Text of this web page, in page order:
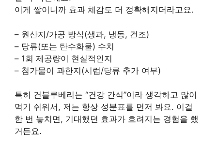
이게 쌓이니까 효과 체감도 더 정확해지더라고요.
– 원산지/가공 방식(생과, 냉동, 건조)
– 당류(또는 탄수화물) 수치
– 1회 제공량이 현실적인지
– 첨가물이 과한지(시럽/당류 추가 여부)
특히 건블루베리는 “건강 간식”이라 생각하고 많이
먹기 쉬워서, 저는 항상 성분표를 먼저 봐요. 이걸
한 번 놓치면, 기대했던 효과가 흐려지는 경험을 했
거든요.